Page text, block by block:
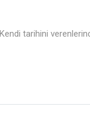
tarihini